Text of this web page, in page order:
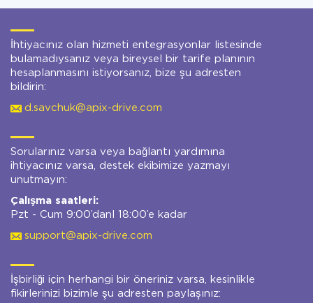
İhtiyacınız olan hizmeti entegrasyonlar listesinde
bulamadıysanız veya bireysel bir tarife planının
hesaplanmasını istiyorsanız, bize şu adresten
bildirin:
d.savchuk@apix-drive.com
Sorularınız varsa veya bağlantı yardımına
ihtiyacınız varsa, destek ekibimize yazmayı
unutmayın:
Çalışma saatleri:
Pzt - Cum 9:00’danl 18:00’e kadar
support@apix-drive.com
İşbirliği için herhangi bir öneriniz varsa, kesinlikle
fikirlerinizi bizimle şu adresten paylaşınız: